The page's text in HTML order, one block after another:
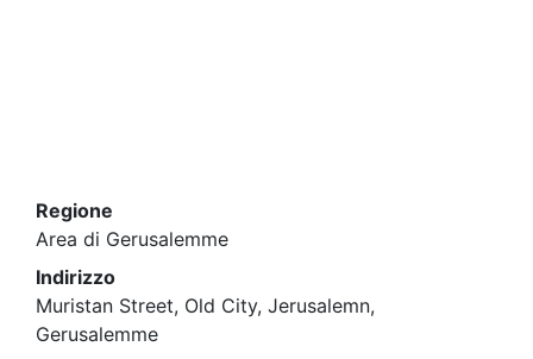
Regione
Area di Gerusalemme
Indirizzo
Muristan Street, Old City, Jerusalemn,
Gerusalemme